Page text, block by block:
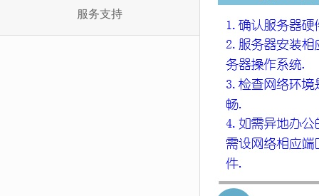
服务支持